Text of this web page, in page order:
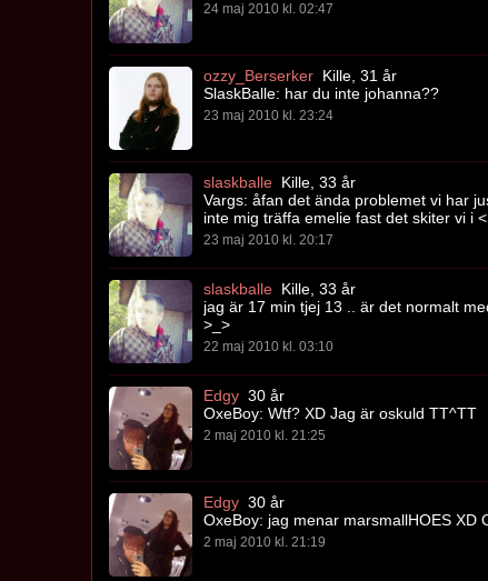
24 maj 2010 kl. 02:47
ozzy_Berserker Kille, 31 år
SlaskBalle: har du inte johanna??
23 maj 2010 kl. 23:24
slaskballe Kille, 33 år
Vargs: åfan det ända problemet vi har
inte mig träffa emelie fast det skiter vi i
23 maj 2010 kl. 20:17
slaskballe Kille, 33 år
jag är 17 min tjej 13 .. är det normalt
>_>
22 maj 2010 kl. 03:10
Edgy 30 år
OxeBoy: Wtf? XD Jag är oskuld TT^TT
2 maj 2010 kl. 21:25
Edgy 30 år
OxeBoy: jag menar marsmallHOES XD
2 maj 2010 kl. 21:19